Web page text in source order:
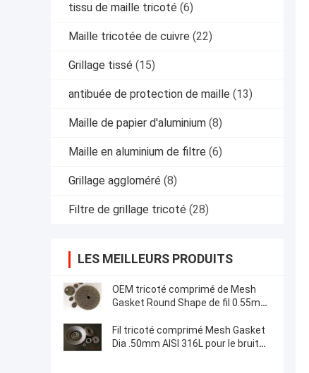
tissu de maille tricoté (6)
Maille tricotée de cuivre (22)
Grillage tissé (15)
antibuée de protection de maille (13)
Maille de papier d'aluminium (8)
Maille en aluminium de filtre (6)
Grillage aggloméré (8)
Filtre de grillage tricoté (28)
LES MEILLEURS PRODUITS
OEM tricoté comprimé de Mesh
Gasket Round Shape de fil 0.55mm
Fil tricoté comprimé Mesh Gasket
Dia .50mm AISI 316L pour le bruit